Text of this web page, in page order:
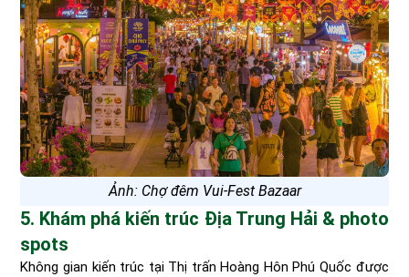
Ảnh: Chợ đêm Vui-Fest Bazaar
5. Khám phá kiến trúc Địa Trung Hải & photo
spots
Không gian kiến trúc tại Thị trấn Hoàng Hôn Phú Quốc được